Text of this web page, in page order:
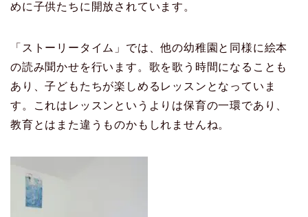
めに子供たちに開放されています。
「ストーリータイム」では、他の幼稚園と同様に絵本
の読み聞かせを行います。歌を歌う時間になることも
あり、子どもたちが楽しめるレッスンとなっていま
す。これはレッスンというよりは保育の一環であり、
教育とはまた違うものかもしれませんね。